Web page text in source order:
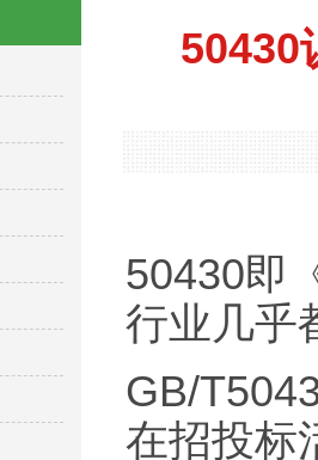
50430
50430即
行业几乎
GB/
在招投标